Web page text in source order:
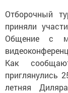
Отборочный
приняли
Общение с
Как
приглянулись
летняя